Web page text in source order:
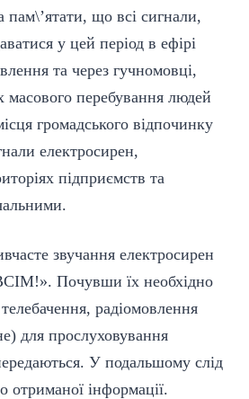
пам\’ятати, що всі сигнали,
у цей період в ефірі
та через гучномовці,
масового перебування людей
громадського відпочинку
електросирен,
підприємств та
звучання електросирен
Почувши їх необхідно
радіомовлення
для прослуховування
У подальшому слід
отриманої інформації.